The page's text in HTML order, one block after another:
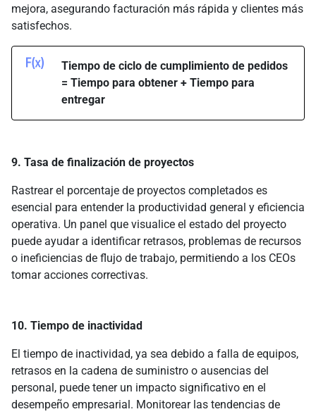
mejora, asegurando facturación más rápida y clientes más
satisfechos.
Tiempo de ciclo de cumplimiento de pedidos
= Tiempo para obtener + Tiempo para
entregar
9. Tasa de finalización de proyectos
Rastrear el porcentaje de proyectos completados es
esencial para entender la productividad general y eficiencia
operativa. Un panel que visualice el estado del proyecto
puede ayudar a identificar retrasos, problemas de recursos
o ineficiencias de flujo de trabajo, permitiendo a los CEOs
tomar acciones correctivas.
10. Tiempo de inactividad
El tiempo de inactividad, ya sea debido a falla de equipos,
retrasos en la cadena de suministro o ausencias del
personal, puede tener un impacto significativo en el
desempeño empresarial. Monitorear las tendencias de